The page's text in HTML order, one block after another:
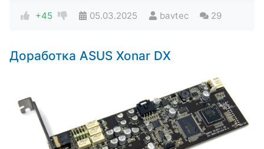
+45 05.03.2025 bavtec 29
Доработка ASUS Xonar DX